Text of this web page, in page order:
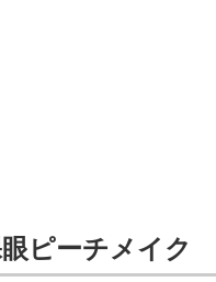
ピーチメイク